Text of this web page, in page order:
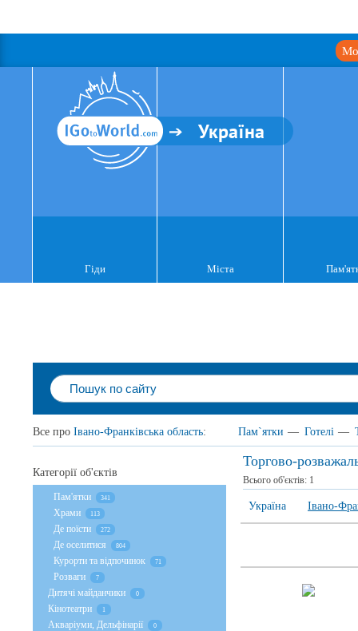
Україна
Гіди Міста
Все про Івано-Франківська область: Пам`ятки — Готелі —
Торгово-
Всього об'єктів: 1
Україна Івано-
Категорії об'єктів
Пам'ятки 341
Храми 113
Де поїсти 272
Де оселитися 804
Курорти та відпочинок 71
Розваги 7
Дитячі майданчики 0
Кінотеатри 1
Акваріуми, Дельфінарії 0